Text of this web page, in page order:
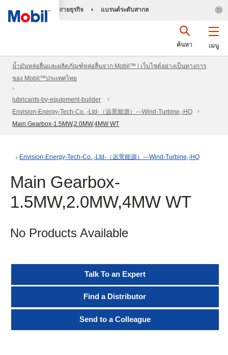
สายธุรกิจ • แบรนด์ระดับสากล
เมนู
ค้นหา
น้ำมันหล่อลื่นและผลิตภัณฑ์หล่อลื่นจาก Mobil™ | เว็บไซต์อย่างเป็นทางการ
ของ Mobil™ประเทศไทย
lubricants-by-equipment-builder
Envision-Energy-Tech-Co.,-Ltd-（远景能源）---Wind-Turbine,-HQ
Main Gearbox-1.5MW,2.0MW,4MW WT
Envision-Energy-Tech-Co.,-Ltd-（远景能源）---Wind-Turbine,-HQ
Main Gearbox-
1.5MW,2.0MW,4MW WT
No Products Available
Talk To an Expert
Find a Distributor
Send to a Colleague